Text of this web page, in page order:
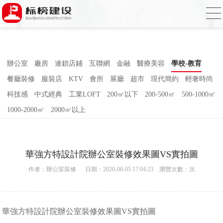
合欢视频下载,合欢视频污污污,合欢视频
APP下载汅,合欢视频免费在线观看
辦公室 廠房 連鎖店鋪 互聯網 金融 醫療美容 學校-教育
餐廳裝修 服裝店 KTV 會所 展廳 超市 現代簡約 輕奢時尚
科技感 中式經典 工業LOFT 200㎡以下 200-500㎡ 500-1000㎡
1000-2000㎡ 2000㎡以上
華強方特設計院辦公室裝修效果圖VS實拍圖
作者： 辦公室裝修 日期：2020-06-05 17:04:23 瀏覽次數： 次
華強方特設計院辦公室裝修效果圖VS實拍圖